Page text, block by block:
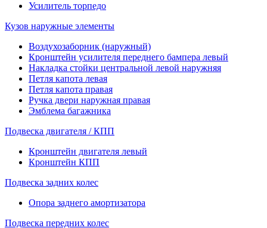
Усилитель торпедо
Кузов наружные элементы
Воздухозаборник (наружный)
Кронштейн усилителя переднего бампера левый
Накладка стойки центральной левой наружняя
Петля капота левая
Петля капота правая
Ручка двери наружная правая
Эмблема багажника
Подвеска двигателя / КПП
Кронштейн двигателя левый
Кронштейн КПП
Подвеска задних колес
Опора заднего амортизатора
Подвеска передних колес